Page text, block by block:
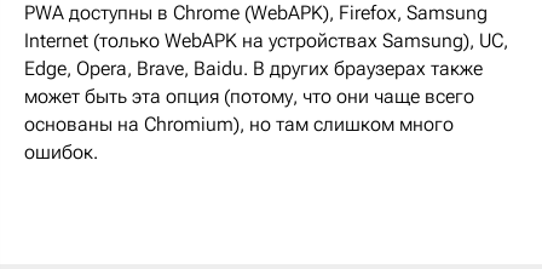
PWA доступны в Chrome (WebAPK), Firefox, Samsung
Internet (только WebAPK на устройствах Samsung), UC,
Edge, Opera, Brave, Baidu. В других браузерах также
может быть эта опция (потому, что они чаще всего
основаны на Chromium), но там слишком много
ошибок.